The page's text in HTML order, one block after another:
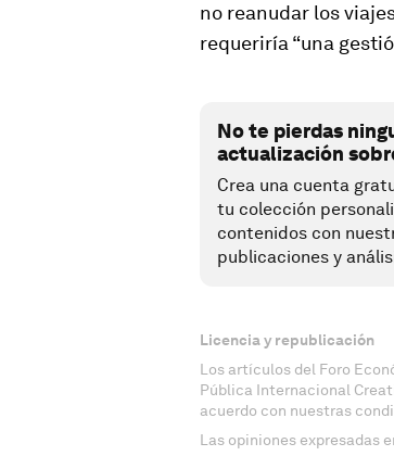
no reanudar los
requeriría “una
No te pierdas
actualización
Crea una cuenta
tu colección
contenidos con
publicaciones y
Licencia y republicación
Los artículos del Foro
Pública Internacional
acuerdo con nuestras
Las opiniones expresadas